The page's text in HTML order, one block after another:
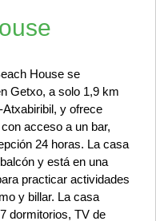
House se
Getxo, a solo 1,9 km
Atxabiribil, y ofrece
acceso a un bar,
24 horas. La casa
y está en una
practicar actividades
y billar. La casa
dormitorios, TV de